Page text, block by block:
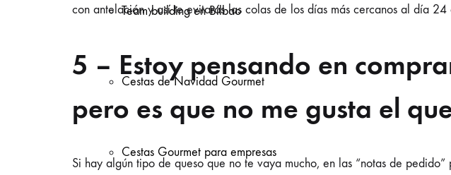
Team building en Bilbao
Cestas de Navidad Gourmet
Cestas Gourmet para empresas
con antelación y así te evitarás las colas de los días más cercanos al día
5 – Estoy pensando en
pero es que no me gusta el
Si hay algún tipo de queso que no te vaya mucho, en las “notas de